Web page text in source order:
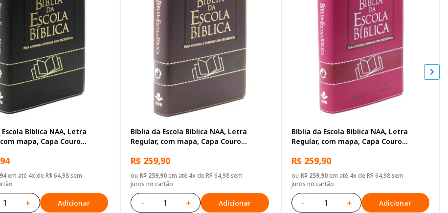
Bíblica NAA, Letra
mapa, Capa Couro
em até 4x de R$ 64,98 sem
+ Adicionar
Bíblia da Escola Bíblica NAA, Letra
Regular, com mapa, Capa Couro
R$ 259,90
ou R$ 259,90em até 4x de R$ 64,98 sem
juros no cartão
- + Adicionar
Bíblia da Escola Bíblica NAA, Letra
Regular, com mapa, Capa Couro
R$ 259,90
ou R$ 259,90em até 4x de R$ 64,98 sem
juros no cartão
- + Adicionar